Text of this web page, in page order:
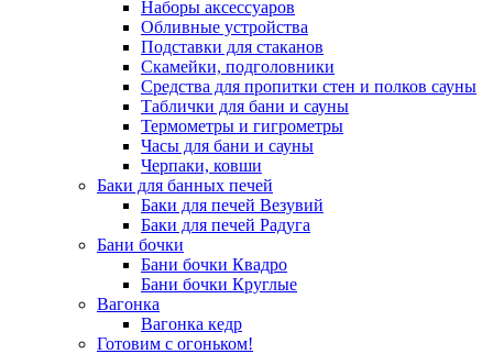
Наборы аксессуаров
Обливные устройства
Подставки для стаканов
Скамейки, подголовники
Средства для пропитки стен и полков сауны
Таблички для бани и сауны
Термометры и гигрометры
Часы для бани и сауны
Черпаки, ковши
Баки для банных печей
Баки для печей Везувий
Баки для печей Радуга
Бани бочки
Бани бочки Квадро
Бани бочки Круглые
Вагонка
Вагонка кедр
Готовим с огоньком!